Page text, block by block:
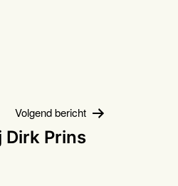
Volgend bericht
Dirk Prins